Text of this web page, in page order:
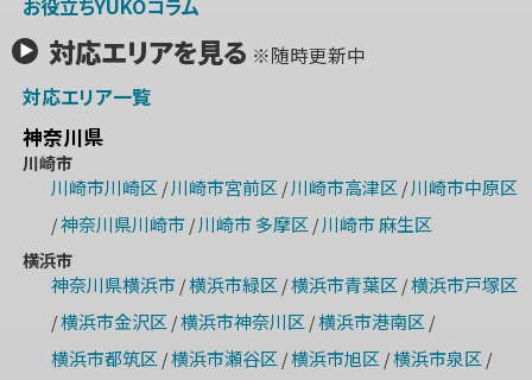
対応エリアを見る ※随時更新中
対応エリア一覧
神奈川県
川崎市
川崎市川崎区 / 川崎市宮前区 / 川崎市高津区 / 川崎市中原区
/神奈川県川崎市/ 川崎市 多摩区 / 川崎市 麻生区
横浜市
神奈川県横浜市/横浜市緑区 /横浜市青葉区 /横浜市戸塚区
/横浜市金沢区 /横浜市神奈川区 /横浜市港南区 /
横浜市都筑区 /横浜市瀬谷区 /横浜市旭区 /横浜市泉区 /